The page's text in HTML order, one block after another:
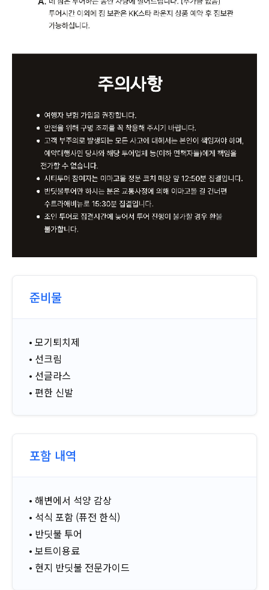
준비물
• 모기퇴치제
• 선크림
• 선글라스
• 편한 신발
포함 내역
• 해변에서 석양 감상
• 석식 포함 (퓨전 한식)
• 반딧불 투어
• 보트이용료
• 현지 반딧불 전문가이드